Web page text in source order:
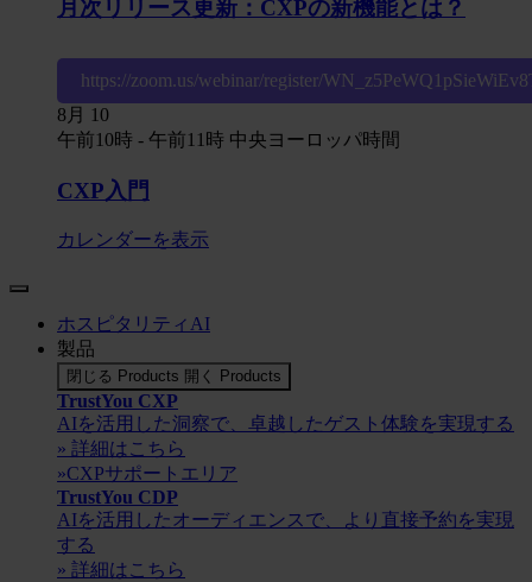
月次リリース更新：CXPの新機能とは？
https://zoom.us/webinar/register/
8月
10
午前10時 - 午前11時 中央ヨーロッパ時間
CXP入門
カレンダーを表示
ホスピタリティAI
製品
閉じる Products 開く Products
TrustYou CXP
AIを活用した洞察で、卓越したゲスト体験を実現する
» 詳細はこちら
»CXPサポートエリア
TrustYou CDP
AIを活用したオーディエンスで、より直接予約を実現
する
» 詳細はこちら